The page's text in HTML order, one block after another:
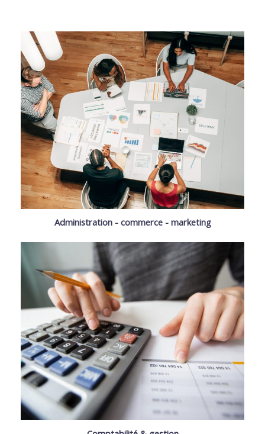
Administration - commerce - marketing